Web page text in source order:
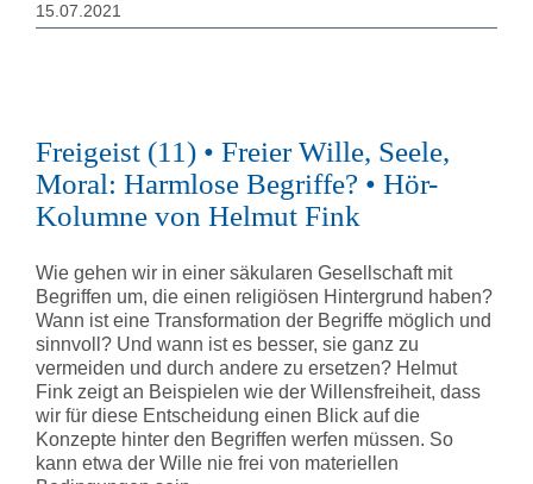
15.07.2021
Freigeist (11) • Freier Wille, Seele,
Moral: Harmlose Begriffe? • Hör-
Kolumne von Helmut Fink
Wie gehen wir in einer säkularen Gesellschaft mit
Begriffen um, die einen religiösen Hintergrund haben?
Wann ist eine Transformation der Begriffe möglich und
sinnvoll? Und wann ist es besser, sie ganz zu
vermeiden und durch andere zu ersetzen? Helmut
Fink zeigt an Beispielen wie der Willensfreiheit, dass
wir für diese Entscheidung einen Blick auf die
Konzepte hinter den Begriffen werfen müssen. So
kann etwa der Wille nie frei von materiellen